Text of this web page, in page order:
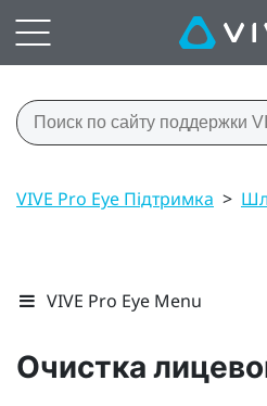
VIVE Pro Eye Підтримка >
VIVE Pro Eye Menu
Очистка